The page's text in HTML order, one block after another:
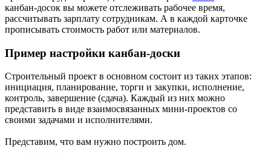
канбан-досок вы можете отслеживать рабочее время,
рассчитывать зарплату сотрудникам. А в каждой карточке
прописывать стоимость работ или материалов.
Пример настройки канбан-доски
Строительный проект в основном состоит из таких этапов:
инициация, планирование, торги и закупки, исполнение,
контроль, завершение (сдача). Каждый из них можно
представить в виде взаимосвязанных мини-проектов со
своими задачами и исполнителями.
Представим, что вам нужно построить дом.